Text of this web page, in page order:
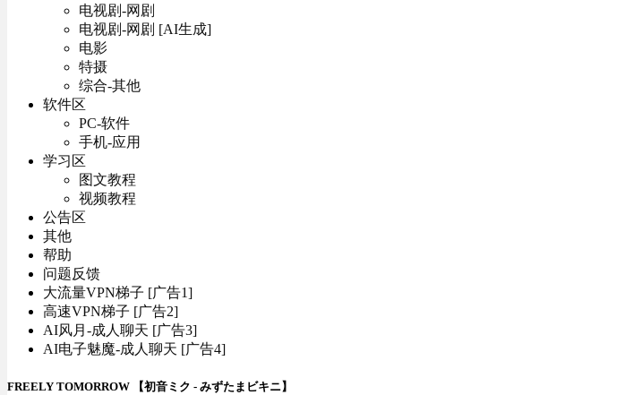
电视剧-网剧
电视剧-网剧 [AI生成]
电影
特摄
综合-其他
软件区
PC-软件
手机-应用
学习区
图文教程
视频教程
公告区
其他
帮助
问题反馈
大流量VPN梯子 [广告1]
高速VPN梯子 [广告2]
AI风月-成人聊天 [广告3]
AI电子魅魔-成人聊天 [广告4]
FREELY TOMORROW 【初音ミク - みずたまビキニ】